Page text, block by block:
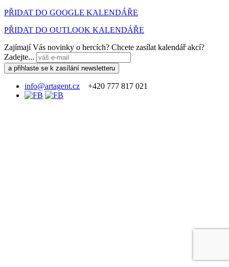
PŘIDAT DO GOOGLE KALENDÁŘE
PŘIDAT DO OUTLOOK KALENDÁŘE
Zajímají Vás novinky o hercích? Chcete zasílat kalendář akcí?
Zadejte...
info@artagent.cz +420 777 817 021